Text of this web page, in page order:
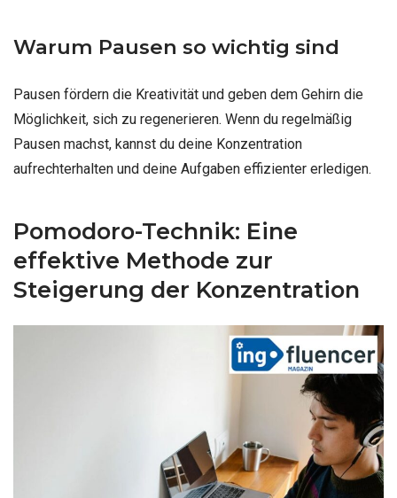
Warum Pausen so wichtig sind
Pausen fördern die Kreativität und geben dem Gehirn die
Möglichkeit, sich zu regenerieren. Wenn du regelmäßig
Pausen machst, kannst du deine Konzentration
aufrechterhalten und deine Aufgaben effizienter erledigen.
Pomodoro-Technik: Eine
effektive Methode zur
Steigerung der Konzentration